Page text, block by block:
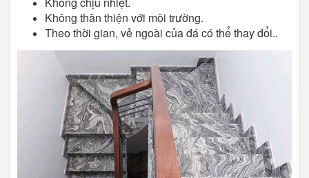
Không thân thiện với môi trường.
Theo thời gian, vẻ ngoài của đá có thể thay đổi..